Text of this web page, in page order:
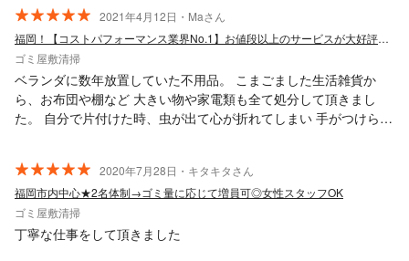
2021年4月12日・Maさん
福岡！【コストパフォーマンス業界No.1】お値段以上のサービスが大好評！！
ゴミ屋敷清掃
ベランダに数年放置していた不用品。 こまごました生活雑貨か
ら、お布団や棚など 大きい物や家電類も全て処分して頂きまし
た。 自分で片付けた時、虫が出て心が折れてしまい 手がつけられ
たので 状態も かなり悪く、見た目以上の量だったかと 思いま
す。3階、エレベーターも無いので ある程度の料金を覚悟してい
ました。 予算内での処分も考えていたのですが とてもお安くして
頂き大変助かりました。 物腰も柔らかく、安心して相談できると
2020年7月28日・キタキタさん
福岡市内中心★2名体制→ゴミ量に応じて増員可◎女性スタッフOK
ゴミ屋敷清掃
丁寧な仕事をして頂きました